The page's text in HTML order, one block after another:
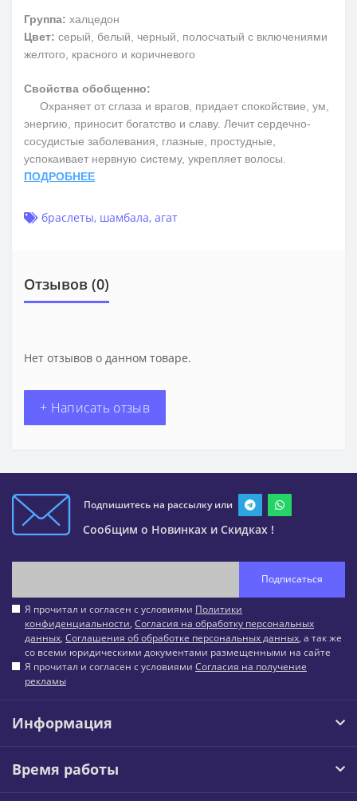
Группа: халцедон
Цвет: серый, белый, черный, полосчатый с включениями
желтого, красного и коричневого
Свойства обобщенно:
Охраняет от сглаза и врагов, придает спокойствие, ум,
энергию, приносит богатство и славу. Лечит сердечно-
сосудистые заболевания, глазные, простудные,
успокаивает нервную систему, укрепляет волосы.
ПОДРОБНЕЕ
браслеты, шамбала, агат
Отзывов (0)
Нет отзывов о данном товаре.
+ Написать отзыв
Подпишитесь на рассылку или
Сообщим о Новинках и Скидках !
Подписаться
Я прочитал и согласен с условиями Политики
конфиденциальности, Согласия на обработку персональных
данных, Соглашения об обработке персональных данных, а так же
со всеми юридическими документами размещенными на сайте
Я прочитал и согласен с условиями Согласия на получение
рекламы
Информация
Время работы